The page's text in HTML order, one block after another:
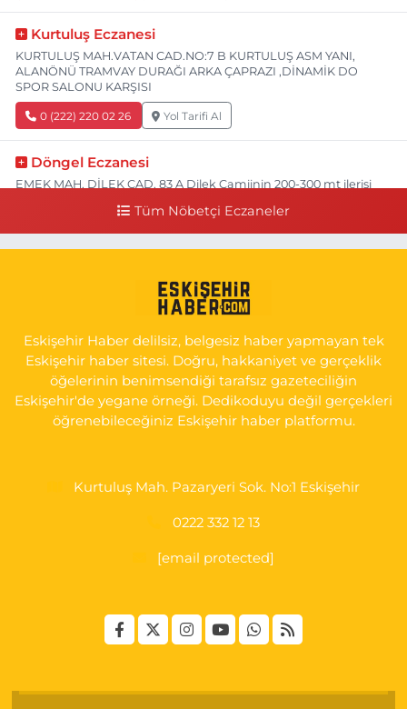
Kurtuluş Eczanesi
KURTULUŞ MAH.VATAN CAD.NO:7 B KURTULUŞ ASM YANI,
ALANÖNÜ TRAMVAY DURAĞI ARKA ÇAPRAZI ,DİNAMİK DO
SPOR SALONU KARŞISI
0 (222) 220 02 26 Yol Tarifi Al
Döngel Eczanesi
EMEK MAH. DİLEK CAD. 83 A Dilek Camiinin 200-300 mt ilerisi
İSTİKLAL MAH. ŞAİR FUZULİ CAD. NO:35 A HAVA HASTANESİ
KARŞI KÖŞESİ ŞAİR FUZULİ AİLE SAĞLIĞI MERKEZİ KARŞISI
0 (222) 230 11 31 Yol Tarifi Al
Tüm Nöbetçi Eczaneler
Eskişehir Haber delilsiz, belgesiz haber yapmayan tek
Eskişehir haber sitesi. Doğru, hakkaniyet ve gerçeklik
öğelerinin benimsendiği tarafsız gazeteciliğin
Eskişehir'de yegane örneği. Dedikoduyu değil gerçekleri
öğrenebileceğiniz Eskişehir haber platformu.
Kurtuluş Mah. Pazaryeri Sok. No:1 Eskişehir
0222 332 12 13
[email protected]